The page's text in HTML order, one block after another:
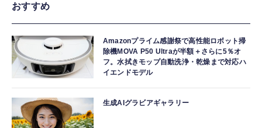
おすすめ
Amazonプライム感謝祭で高性能ロボット掃
除機MOVA P50 Ultraが半額＋さらに5％オ
フ。水拭きモップ自動洗浄・乾燥まで対応ハ
イエンドモデル
生成AIグラビアギャラリー